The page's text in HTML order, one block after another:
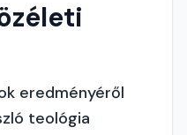
eredményéről
teológia